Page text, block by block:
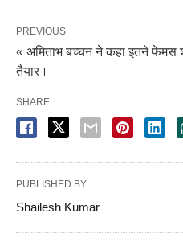
PREVIOUS
« अमिताभ बच्चन ने कहा इतने फेमस
तैयार।
SHARE
PUBLISHED BY
Shailesh Kumar